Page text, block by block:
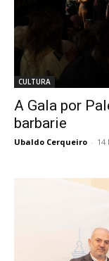
CULTURA
A Gala por
barbarie
Ubaldo Cerqueiro - 14